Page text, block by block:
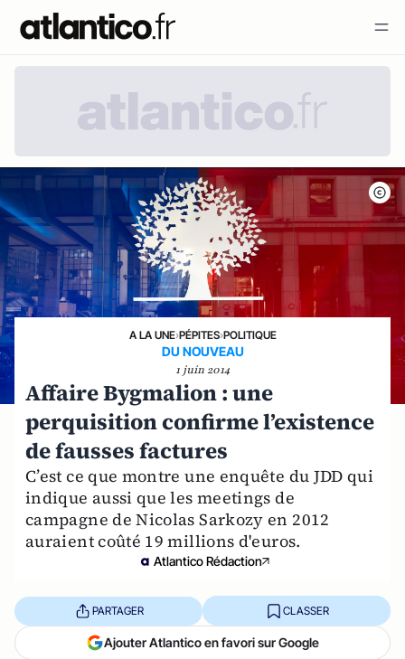
A LA UNE›PÉPITES›POLITIQUE
DU NOUVEAU
1 juin 2014
Affaire Bygmalion : une
perquisition confirme l’existence
de fausses factures
C’est ce que montre une enquête du JDD qui
indique aussi que les meetings de
campagne de Nicolas Sarkozy en 2012
auraient coûté 19 millions d'euros.
Atlantico Rédaction
PARTAGER CLASSER
Ajouter Atlantico en favori sur Google